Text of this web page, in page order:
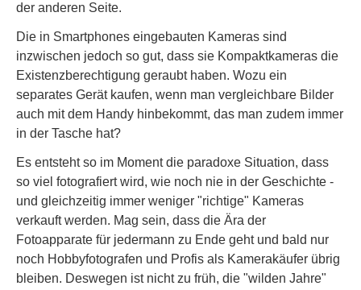
der anderen Seite.
Die in Smartphones eingebauten Kameras sind
inzwischen jedoch so gut, dass sie Kompaktkameras die
Existenzberechtigung geraubt haben. Wozu ein
separates Gerät kaufen, wenn man vergleichbare Bilder
auch mit dem Handy hinbekommt, das man zudem immer
in der Tasche hat?
Es entsteht so im Moment die paradoxe Situation, dass
so viel fotografiert wird, wie noch nie in der Geschichte -
und gleichzeitig immer weniger "richtige" Kameras
verkauft werden. Mag sein, dass die Ära der
Fotoapparate für jedermann zu Ende geht und bald nur
noch Hobbyfotografen und Profis als Kamerakäufer übrig
bleiben. Deswegen ist nicht zu früh, die "wilden Jahre"